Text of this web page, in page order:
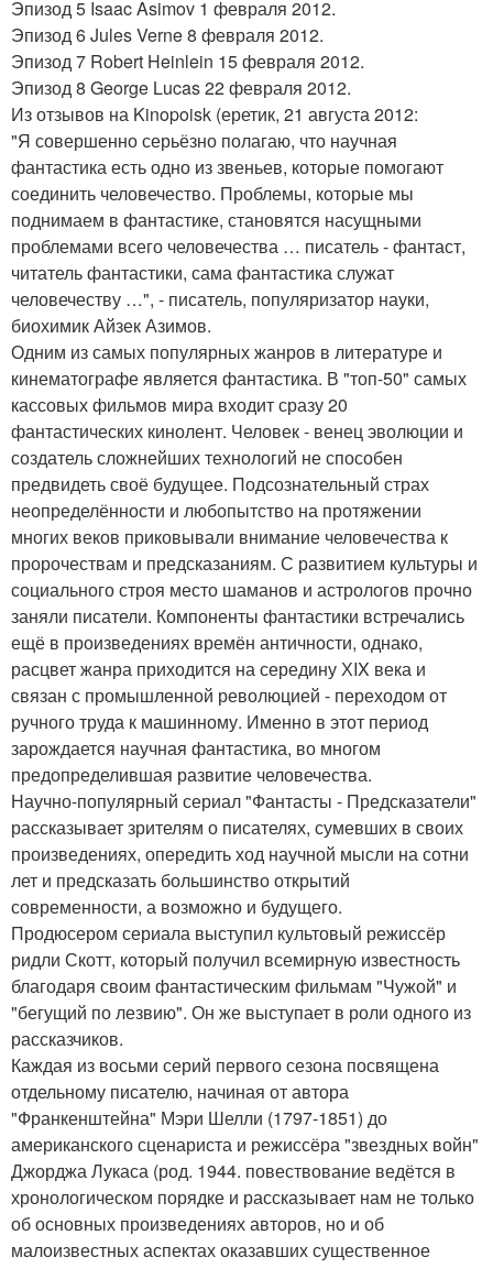
Эпизод 5 Isaac Asimov 1 февраля 2012.
Эпизод 6 Jules Verne 8 февраля 2012.
Эпизод 7 Robert Heinlein 15 февраля 2012.
Эпизод 8 George Lucas 22 февраля 2012.
Из отзывов на Kinopoisk (еретик, 21 августа 2012:
"Я совершенно серьёзно полагаю, что научная
фантастика есть одно из звеньев, которые помогают
соединить человечество. Проблемы, которые мы
поднимаем в фантастике, становятся насущными
проблемами всего человечества … писатель - фантаст,
читатель фантастики, сама фантастика служат
человечеству …", - писатель, популяризатор науки,
биохимик Айзек Азимов.
Одним из самых популярных жанров в литературе и
кинематографе является фантастика. В "топ-50" самых
кассовых фильмов мира входит сразу 20
фантастических кинолент. Человек - венец эволюции и
создатель сложнейших технологий не способен
предвидеть своё будущее. Подсознательный страх
неопределённости и любопытство на протяжении
многих веков приковывали внимание человечества к
пророчествам и предсказаниям. С развитием культуры и
социального строя место шаманов и астрологов прочно
заняли писатели. Компоненты фантастики встречались
ещё в произведениях времён античности, однако,
расцвет жанра приходится на середину ХIX века и
связан с промышленной революцией - переходом от
ручного труда к машинному. Именно в этот период
зарождается научная фантастика, во многом
предопределившая развитие человечества.
Научно-популярный сериал "Фантасты - Предсказатели"
рассказывает зрителям о писателях, сумевших в своих
произведениях, опередить ход научной мысли на сотни
лет и предсказать большинство открытий
современности, а возможно и будущего.
Продюсером сериала выступил культовый режиссёр
ридли Скотт, который получил всемирную известность
благодаря своим фантастическим фильмам "Чужой" и
"бегущий по лезвию". Он же выступает в роли одного из
рассказчиков.
Каждая из восьми серий первого сезона посвящена
отдельному писателю, начиная от автора
"Франкенштейна" Мэри Шелли (1797-1851) до
американского сценариста и режиссёра "звездных войн"
Джорджа Лукаса (род. 1944. повествование ведётся в
хронологическом порядке и рассказывает нам не только
об основных произведениях авторов, но и об
малоизвестных аспектах оказавших существенное